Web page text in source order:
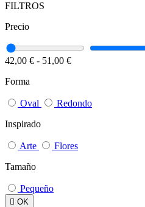
FILTROS
Precio
42,00 € - 51,00 €
Forma
Oval
Redondo
Inspirado
Arte
Flores
Tamaño
Pequeño
 OK